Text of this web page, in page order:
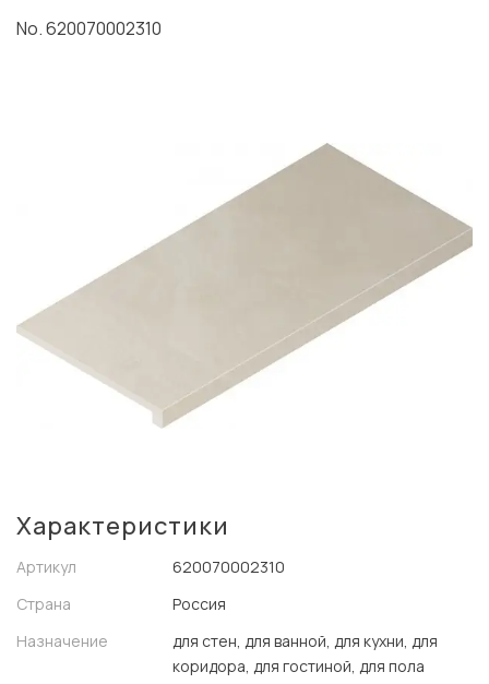
No. 620070002310
Характеристики
Артикул
620070002310
Страна
Россия
Назначение
для стен, для ванной, для кухни, для
коридора, для гостиной, для пола